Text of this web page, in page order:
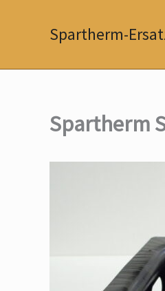
Spartherm-
Spartherm